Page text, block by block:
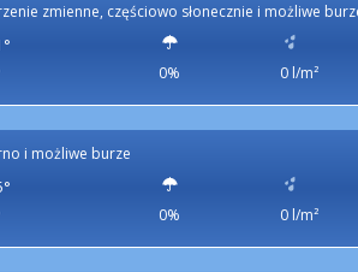
zmienne, częściowo słonecznie i możliwe
0% 0 l/m²
i możliwe burze
0% 0 l/m²